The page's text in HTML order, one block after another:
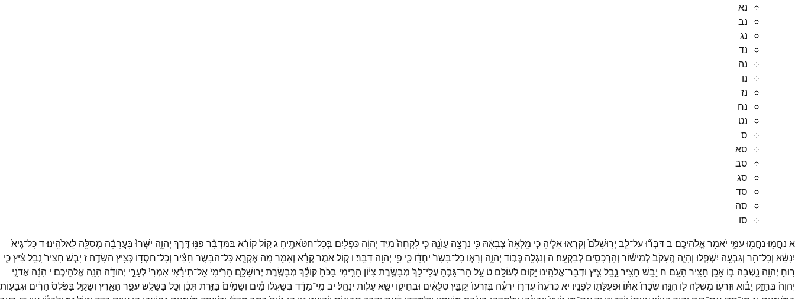
נא
נב
נג
נד
נה
נו
נז
נח
נט
ס
סא
סב
סג
סד
סה
סו
א נַחֲמ֥וּ נַחֲמ֖וּעַמִּ֑י יֹאמַ֖ראֱלֹהֵיכֶֽם׃ בדַּבְּר֞וּעַל־לֵ֤ב יְרֽוּשָׁלִַ֙ם֙ וְקִרְא֣וּאֵלֶ֔יהָ כִּ֤י מָֽלְאָה֙ צְבָאָ֔הּ כִּ֥י נִרְצָ֖ה עֲוֺנָ֑הּ כִּ֤י לָקְחָה֙ מִיַּ֣ד יְהוָ֔ה כִּפְלַ֖יִם בְּכָל־חַטֹּאתֶֽיהָ׃ גק֣וֹלקוֹרֵ֔א בַּמִּדְבָּ֕ר פַּנּ֖וּדֶּ֣רֶךְ יְהוָ֑ה יַשְּׁרוּ֙ בָּעֲרָבָ֔ה מְסִלָּ֖ה לֵאלֹהֵֽינוּ׃דכָּל־גֶּיא֙
יִנָּשֵׂ֔א וְכָל־הַ֥ר וְגִבְעָ֖ה יִשְׁפָּ֑לוּ וְהָיָ֤ה הֶֽעָקֹב֙לְמִישׁ֔וֹר וְהָרְכָסִ֖ים לְבִקְעָֽה׃ ה וְנִגְלָ֖ה כְּב֣וֹד יְהוָ֑ה וְרָא֤וּכָל־בָּשָׂר֙ יַחְדָּ֔ו כִּ֛י פִּ֥י יְהוָ֖ה דִּבֵּֽר׃ ו ק֚וֹלאֹמֵ֣רקְרָ֔א וְאָמַ֖ר מָ֣ה אֶקְרָ֑אכָּל־הַבָּשָׂ֣ר חָצִ֔יר וְכָל־חַסְדּ֖וֹ כְּצִ֥יץ הַשָּׂדֶֽה׃ ז יָבֵ֤שׁ חָצִיר֙ נָ֣בֵֽל צִ֔יץכִּ֛י
ר֥וּחַ יְהוָ֖ה נָ֣שְׁבָה בּ֑וֹ אָכֵ֥ן חָצִ֖יר הָעָֽם׃ ח יָבֵ֥שׁ חָצִ֖יר נָ֣בֵֽל צִ֑יץ וּדְבַר־אֱלֹהֵ֖ינוּ יָק֥וּם לְעוֹלָֽם׃ ט עַ֣ל הַר־גָּבֹ֤הַ עֲלִי־לָךְ֙ מְבַשֶּׂ֣רֶת צִיּ֔וֹן הָרִ֤ימִי בַכֹּ֙חַ֙קוֹלֵ֔ךְ מְבַשֶּׂ֖רֶת יְרוּשָׁלִָ֑ם הָרִ֙ימִי֙אַל־תִּירָ֔אִי אִמְרִי֙לְעָרֵ֣י יְהוּדָ֔ה הִנֵּ֖ה אֱלֹהֵיכֶֽם׃ י הִנֵּ֨ה אֲדֹנָ֤י
יְהוִה֙ בְּחָזָ֣ק יָב֔וֹא וּזְרֹע֖וֹ מֹ֣שְׁלָה ל֑וֹ הִנֵּ֤ה שְׂכָרוֹ֙אִתּ֔וֹ וּפְעֻלָּת֖וֹ לְפָנָֽיו׃ יאכְּרֹעֶה֙עֶדְר֣וֹ יִרְעֶ֔ה בִּזְרֹעוֹ֙ יְקַבֵּ֣ץטְלָאִ֔ים וּבְחֵיק֖וֹ יִשָּׂ֑אעָל֖וֹת יְנַהֵֽל׃ יב מִֽי־מָדַ֨ד בְּשָׁעֳל֜וֹ מַ֗יִם וְשָׁמַ֙יִם֙ בַּזֶּ֣רֶת תִּכֵּ֔ן וְכָ֥ל בַּשָּׁלִ֖שׁעֲפַ֣ר הָאָ֑רֶץ וְשָׁקַ֤ל בַּפֶּ֙לֶס֙ הָרִ֔ים וּגְבָע֖וֹת